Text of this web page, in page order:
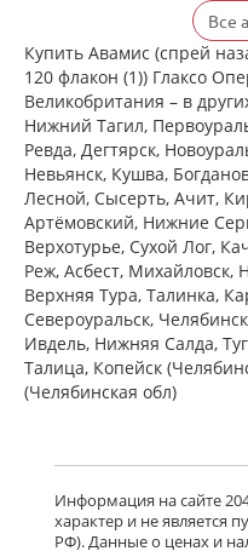
120 фл.
Нет в
достигнут
Все
Купить Авамис (спрей
120 флакон (1)) Глаксо
Великобритания – в
Нижний Тагил,
Ревда, Дегтярск,
Невьянск, Кушва,
Лесной, Сысерть, Ачит,
Артёмовский, Нижние
Верхотурье, Сухой Лог,
Реж, Асбест,
Верхняя Тура, Талинка,
Североуральск,
Ивдель, Нижняя Салда,
Талица, Копейск
(Челябинская обл)
Информация на сайте
характер и не является
РФ). Данные о ценах и